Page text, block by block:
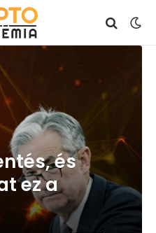
és
ez a